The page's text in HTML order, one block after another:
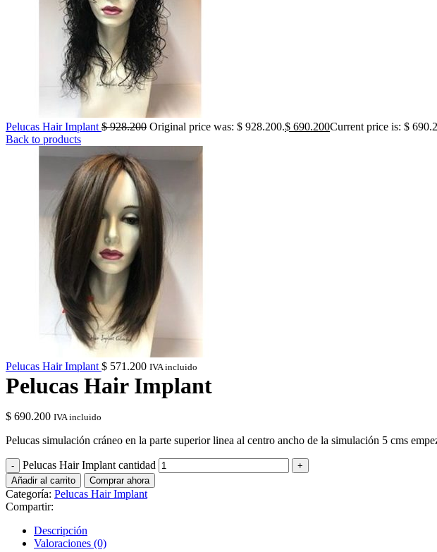
Pelucas Hair Implant $928.200 Original price was: $ 928.200.$ 690.200Current price is: $
Back to products
Pelucas Hair Implant $ 571.200 IVA incluido
Pelucas Hair Implant
$ 690.200 IVA incluido
Pelucas simulación cráneo en la parte superior linea al centro ancho de la simulación 5 cms
Pelucas Hair Implant cantidad
Añadir al carrito Comprar ahora
Categoría: Pelucas Hair Implant
Compartir:
Descripción
Valoraciones (0)